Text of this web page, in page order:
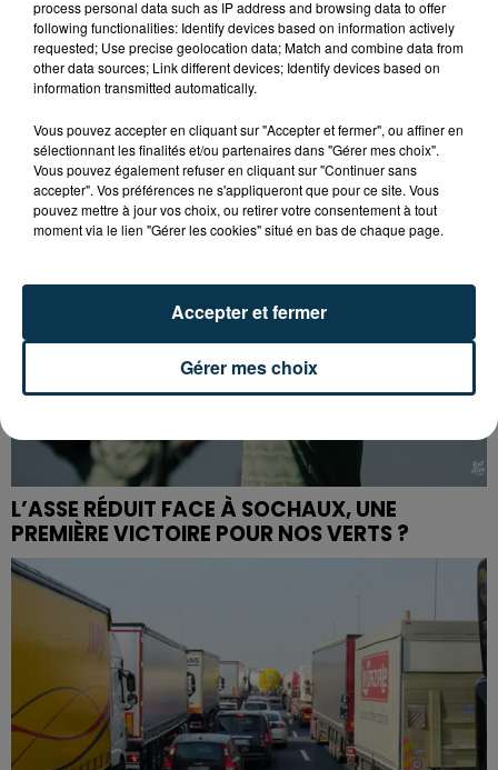
CYANOBACTÉRIES : LE PRÉFÊT PREND UN
ARRÊTÉ POUR LES ACTIVITÉS DE...
L’ASSE RÉDUIT FACE À SOCHAUX, UNE
PREMIÈRE VICTOIRE POUR NOS VERTS ?
process personal data such as IP address and browsing data to offer
following functionalities: Identify devices based on information actively
requested; Use precise geolocation data; Match and combine data from
other data sources; Link different devices; Identify devices based on
information transmitted automatically.
Vous pouvez accepter en cliquant sur "Accepter et fermer", ou affiner en
sélectionnant les finalités et/ou partenaires dans "Gérer mes choix".
Vous pouvez également refuser en cliquant sur "Continuer sans
accepter". Vos préférences ne s'appliqueront que pour ce site. Vous
pouvez mettre à jour vos choix, ou retirer votre consentement à tout
moment via le lien "Gérer les cookies" situé en bas de chaque page.
Gérer mes choix
Accepter et fermer